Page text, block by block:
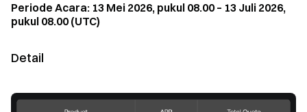
Periode Acara: 13 Mei 2026, pukul 08.00 – 13 Juli 2026,
pukul 08.00 (UTC)
Detail